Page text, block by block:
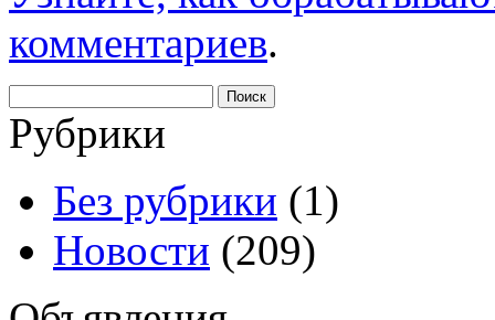
комментариев.
Рубрики
Без рубрики (1)
Новости (209)